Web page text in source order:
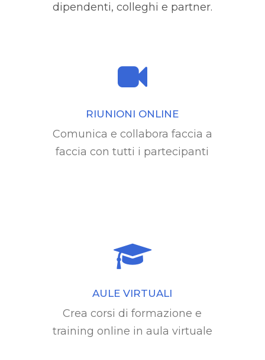
dipendenti, colleghi e partner.
RIUNIONI ONLINE
Comunica e collabora faccia a
faccia con tutti i partecipanti
AULE VIRTUALI
Crea corsi di formazione e
training online in aula virtuale